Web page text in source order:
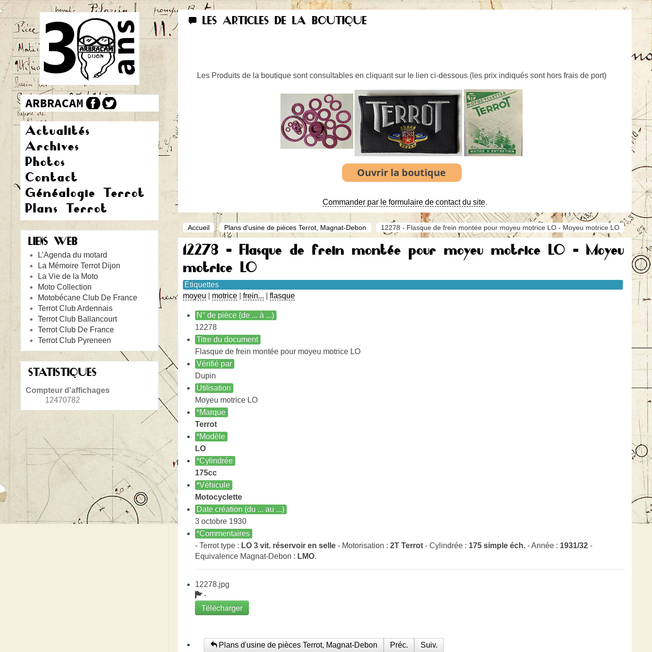
Actualités
Archives
Photos
Contact
Généalogie Terrot
Plans Terrot
LIENS WEB
L’Agenda du motard
La Mémoire Terrot Dijon
La Vie de la Moto
Moto Collection
Motobécane Club De France
Terrot Club Ardennais
Terrot Club Ballancourt
Terrot Club De France
Terrot Club Pyreneen
STATISTIQUES
Compteur d'affichages
12470782
LES ARTICLES DE LA BOUTIQUE
Les Produits de la boutique sont consultables en cliquant sur le lien ci-dessous ( les prix indiqués sont hors frais de port)
Commander par le formulaire de contact du site.
Accueil Plans d'usine de pièces Terrot, Magnat-Debon 12278 - Flasque de frein montée pour moyeu motrice LO - Moyeu motrice LO
12278 - Flasque de frein montée pour moyeu motrice LO - Moyeu
motrice LO
Étiquettes
moyeu
motrice frein... flasque
N° de pièce (de ... à ...)
12278
Titre du document
Flasque de frein montée pour moyeu motrice LO
Vérifié par
Dupin
Utilisation
Moyeu motrice LO
*Marque
Terrot
*Modèle
LO
*Cylindrée
175cc
*Véhicule
Motocyclette
Date création (du ... au ...)
3 octobre 1930
*Commentaires
- Terrot type : LO 3 vit. réservoir en selle - Motorisation : 2T Terrot - Cylindrée : 175 simple éch. - Année : 1931/32 -
Equivalence Magnat-Debon : LMO.
12278.jpg
-
Télécharger
Plans d'usine de pièces Terrot, Magnat-Debon Préc. Suiv.